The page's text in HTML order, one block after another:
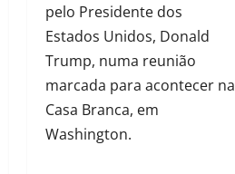
pelo Presidente dos
Estados Unidos, Donald
Trump, numa reunião
marcada para acontecer na
Casa Branca, em
Washington.